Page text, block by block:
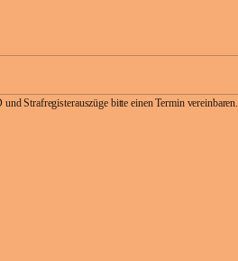
Strafregisterauszüge bitte einen Termin vereinbaren.